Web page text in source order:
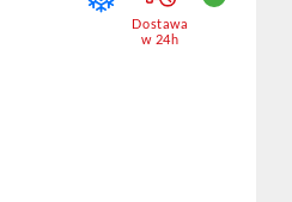
Dostawa
w 24h